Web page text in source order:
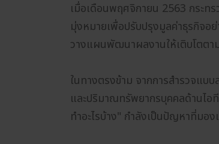
เมื่อเดือนพฤศจิกายน 2563 กระท
มุ่งหมายเพื่อปรับปรุงมูลค่าธุรกิจอ
วางแผนพัฒนาผลงานให้เติบโตตา
ในทางตรงข้าม จากการสำรวจแ
และปริมาณทรัพยากรบุคคลด้านไอ
ทำอะไรบ้าง" กำลังเป็นปัญหาที่มอ